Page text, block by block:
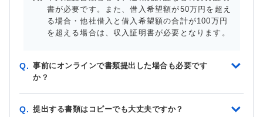
書が必要です。また、借入希望額が50万円を超え
る場合・他社借入と借入希望額の合計が100万円
を超える場合は、収入証明書が必要となります。
Q. 事前にオンラインで書類提出した場合も必要です
か？
Q. 提出する書類はコピーでも大丈夫ですか？